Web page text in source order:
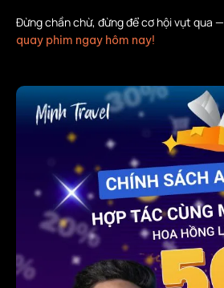
Đừng chần chừ, đừng để cơ hội vụt qua —
quay phim ngay hôm nay!